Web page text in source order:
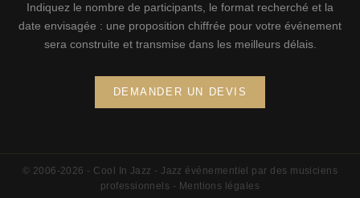
Indiquez le nombre de participants, le format recherché et la
date envisagée : une proposition chiffrée pour votre événement
sera construite et transmise dans les meilleurs délais.
DEMANDER UN DEVIS
© 2006-2026 - Cool In Jazz - Jazz événementiel par des musiciens
professionnels - Mentions légales